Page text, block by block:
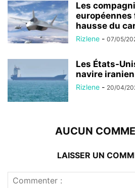
Les
européennes
hausse du
Rizlene - 07/05/
Les États-
navire iranien
Rizlene - 20/04/
AUCUN
LAISSER UN